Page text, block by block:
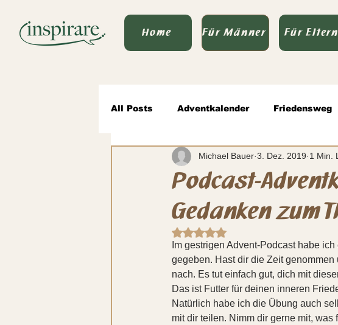
Home Für Männer Für Eltern
All Posts Adventkalender Friedensweg
Von Vater zu Vater wertvolle
Sprache des Seins & Politik
Podcast-
Gedanken zum
Michael Bauer 3. Dez. 2019 1 Min.
Mit NaN von 5 Sternen bewertet.
Im gestrigen Advent-Podcast habe
gegeben. Hast dir die Zeit
nach. Es tut einfach gut, dich mit
Das ist Futter für deinen inneren
Natürlich habe ich die Übung auch
mit dir teilen. Nimm dir gerne mit, was